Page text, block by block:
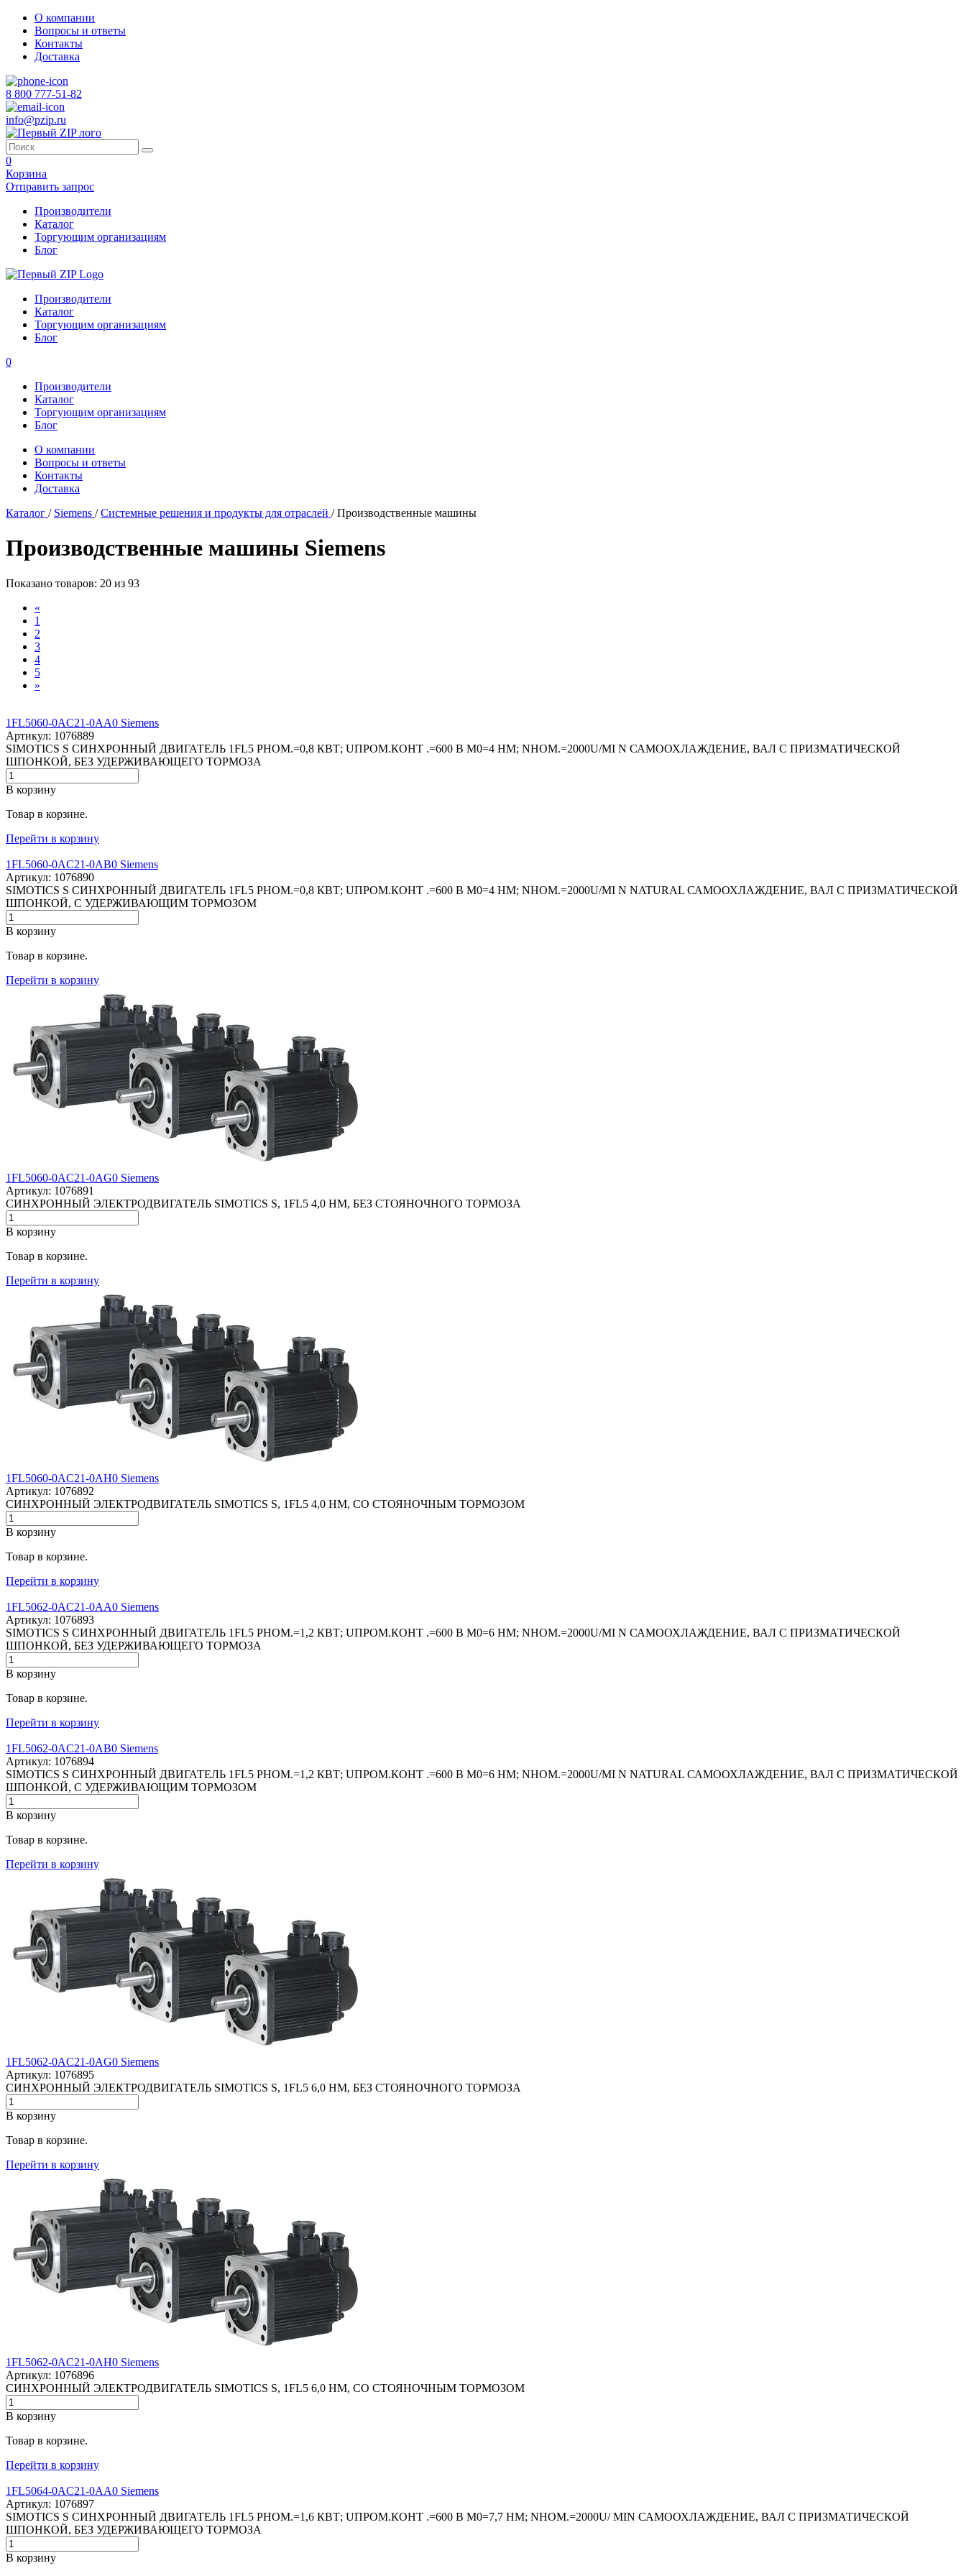
О компании
Вопросы и ответы
Контакты
Доставка
8 800 777-51-82
info@pzip.ru
0
Корзина
Отправить запрос
Производители
Каталог
Торгующим организациям
Блог
Производители
Каталог
Торгующим организациям
Блог
0
Производители
Каталог
Торгующим организациям
Блог
О компании
Вопросы и ответы
Контакты
Доставка
Каталог / Siemens /Системные решения и продукты для отраслей /Производственные машины
Производственные машины Siemens
Показано товаров: 20 из 93
«
1
2
3
4
5
»
1FL5060-0AC21-0AA0 Siemens
Артикул: 1076889
SIMOTICS S СИНХРОННЫЙ ДВИГАТЕЛЬ 1FL5 PНОМ.=0,8 КВТ; UПРОМ.КОНТ .=600 В M0=4 HM; NНОМ.=2000U/MI N САМООХЛАЖДЕНИЕ, ВАЛ С ПРИЗМАТИЧЕСКОЙ
ШПОНКОЙ, БЕЗ УДЕРЖИВАЮЩЕГО ТОРМОЗА
В корзину
Товар в корзине.
Перейти в корзину
1FL5060-0AC21-0AB0 Siemens
Артикул: 1076890
SIMOTICS S СИНХРОННЫЙ ДВИГАТЕЛЬ 1FL5 PНОМ.=0,8 КВТ; UПРОМ.КОНТ .=600 В M0=4 HM; NНОМ.=2000U/MI N NATURAL САМООХЛАЖДЕНИЕ, ВАЛ С ПРИЗМАТИЧЕСКОЙ
ШПОНКОЙ, С УДЕРЖИВАЮЩИМ ТОРМОЗОМ
В корзину
Товар в корзине.
Перейти в корзину
1FL5060-0AC21-0AG0 Siemens
Артикул: 1076891
СИНХРОННЫЙ ЭЛЕКТРОДВИГАТЕЛЬ SIMOTICS S, 1FL5 4,0 НM, БЕЗ СТОЯНОЧНОГО ТОРМОЗА
В корзину
Товар в корзине.
Перейти в корзину
1FL5060-0AC21-0AH0 Siemens
Артикул: 1076892
СИНХРОННЫЙ ЭЛЕКТРОДВИГАТЕЛЬ SIMOTICS S, 1FL5 4,0 НM, СО СТОЯНОЧНЫМ ТОРМОЗОМ
В корзину
Товар в корзине.
Перейти в корзину
1FL5062-0AC21-0AA0 Siemens
Артикул: 1076893
SIMOTICS S СИНХРОННЫЙ ДВИГАТЕЛЬ 1FL5 PНОМ.=1,2 КВТ; UПРОМ.КОНТ .=600 В M0=6 HM; NНОМ.=2000U/MI N САМООХЛАЖДЕНИЕ, ВАЛ С ПРИЗМАТИЧЕСКОЙ
ШПОНКОЙ, БЕЗ УДЕРЖИВАЮЩЕГО ТОРМОЗА
В корзину
Товар в корзине.
Перейти в корзину
1FL5062-0AC21-0AB0 Siemens
Артикул: 1076894
SIMOTICS S СИНХРОННЫЙ ДВИГАТЕЛЬ 1FL5 PНОМ.=1,2 КВТ; UПРОМ.КОНТ .=600 В M0=6 HM; NНОМ.=2000U/MI N NATURAL САМООХЛАЖДЕНИЕ, ВАЛ С ПРИЗМАТИЧЕСКОЙ
ШПОНКОЙ, С УДЕРЖИВАЮЩИМ ТОРМОЗОМ
В корзину
Товар в корзине.
Перейти в корзину
1FL5062-0AC21-0AG0 Siemens
Артикул: 1076895
СИНХРОННЫЙ ЭЛЕКТРОДВИГАТЕЛЬ SIMOTICS S, 1FL5 6,0 НM, БЕЗ СТОЯНОЧНОГО ТОРМОЗА
В корзину
Товар в корзине.
Перейти в корзину
1FL5062-0AC21-0AH0 Siemens
Артикул: 1076896
СИНХРОННЫЙ ЭЛЕКТРОДВИГАТЕЛЬ SIMOTICS S, 1FL5 6,0 НM, СО СТОЯНОЧНЫМ ТОРМОЗОМ
В корзину
Товар в корзине.
Перейти в корзину
1FL5064-0AC21-0AA0 Siemens
Артикул: 1076897
SIMOTICS S СИНХРОННЫЙ ДВИГАТЕЛЬ 1FL5 PНОМ.=1,6 КВТ; UПРОМ.КОНТ .=600 В M0=7,7 HM; NНОМ.=2000U/ MIN САМООХЛАЖДЕНИЕ, ВАЛ С ПРИЗМАТИЧЕСКОЙ
ШПОНКОЙ, БЕЗ УДЕРЖИВАЮЩЕГО ТОРМОЗА
В корзину